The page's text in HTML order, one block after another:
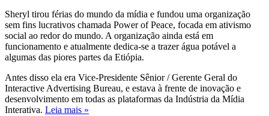
Sheryl tirou férias do mundo da mídia e fundou uma organização
sem fins lucrativos chamada Power of Peace, focada em ativismo
social ao redor do mundo. A organização ainda está em
funcionamento e atualmente dedica-se a trazer água potável a
algumas das piores partes da Etiópia.
Antes disso ela era Vice-Presidente Sênior / Gerente Geral do
Interactive Advertising Bureau, e estava à frente de inovação e
desenvolvimento em todas as plataformas da Indústria da Mídia
Interativa. Leia mais »